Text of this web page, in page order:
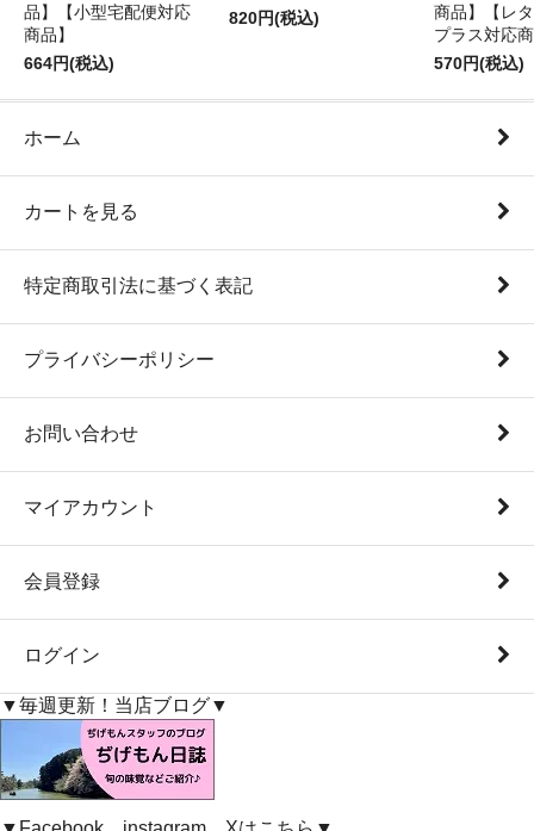
品】【小型宅配便対応
商品】
664円(税込)
820円(税込)
商品】【レ
プラス対応
570円(税込)
ホーム
カートを見る
特定商取引法に基づく表記
プライバシーポリシー
お問い合わせ
マイアカウント
会員登録
ログイン
▼毎週更新！当店ブログ▼